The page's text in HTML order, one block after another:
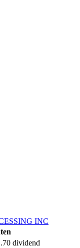
INC
dividend